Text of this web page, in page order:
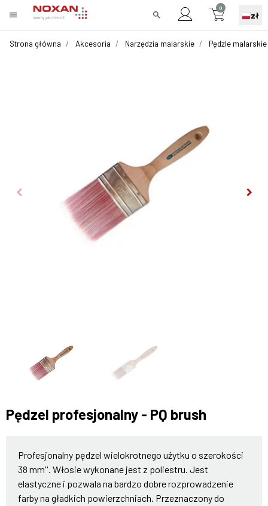
menu search
0
zł
Strona główna Akcesoria Narzędzia malarskie Pędzle malarskie
Poprzedni
keyboard_arrow_left keyboard_arrow_right
Pędzel profesjonalny - PQ brush
Profesjonalny pędzel wielokrotnego użytku o szerokości
38 mm''. Włosie wykonane jest z poliestru. Jest
elastyczne i pozwala na bardzo dobre rozprowadzenie
farby na gładkich powierzchniach. Przeznaczony do